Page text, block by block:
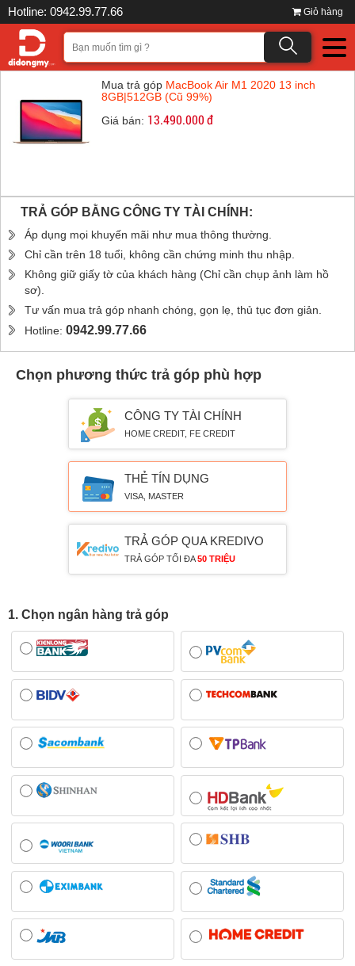
Hotline: 0942.99.77.66 Giỏ hàng
Mua trả góp MacBook Air M1 2020 13 inch
8GB|512GB (Cũ 99%)
Giá bán: 13.490.000 đ
TRẢ GÓP BẰNG CÔNG TY TÀI CHÍNH:
Áp dụng mọi khuyến mãi như mua thông thường.
Chỉ cần trên 18 tuổi, không cần chứng minh thu nhập.
Không giữ giấy tờ của khách hàng (Chỉ cần chụp ảnh làm hồ
sơ).
Tư vấn mua trả góp nhanh chóng, gọn lẹ, thủ tục đơn giản.
Hotline: 0942.99.77.66
Chọn phương thức trả góp phù hợp
CÔNG TY TÀI CHÍNH
HOME CREDIT, FE CREDIT
THẺ TÍN DỤNG
VISA, MASTER
TRẢ GÓP QUA KREDIVO
TRẢ GÓP TỐI ĐA50 TRIỆU
1. Chọn ngân hàng trả góp